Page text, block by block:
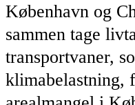
København og
sammen tage
transportvaner,
klimabelastning,